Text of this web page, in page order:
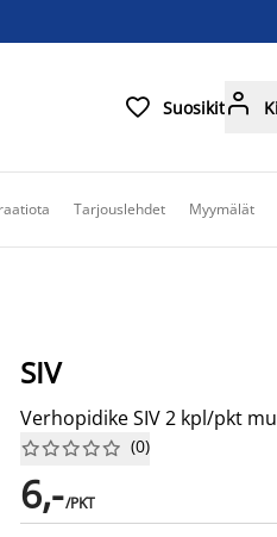
 Suosikit
Tarjouslehdet Myymälät
SIV
Verhopidike SIV 2 kpl/pkt





 (0)
6,-/PKT